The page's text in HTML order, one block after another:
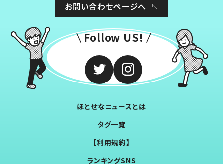
お問い合わせページへ
Follow US!
ほとせなニュースとは
タグ一覧
【利用規約】
ランキングSNS